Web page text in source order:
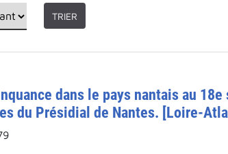
TRIER
dans le pays nantais au
du Présidial de Nantes. [Loire-